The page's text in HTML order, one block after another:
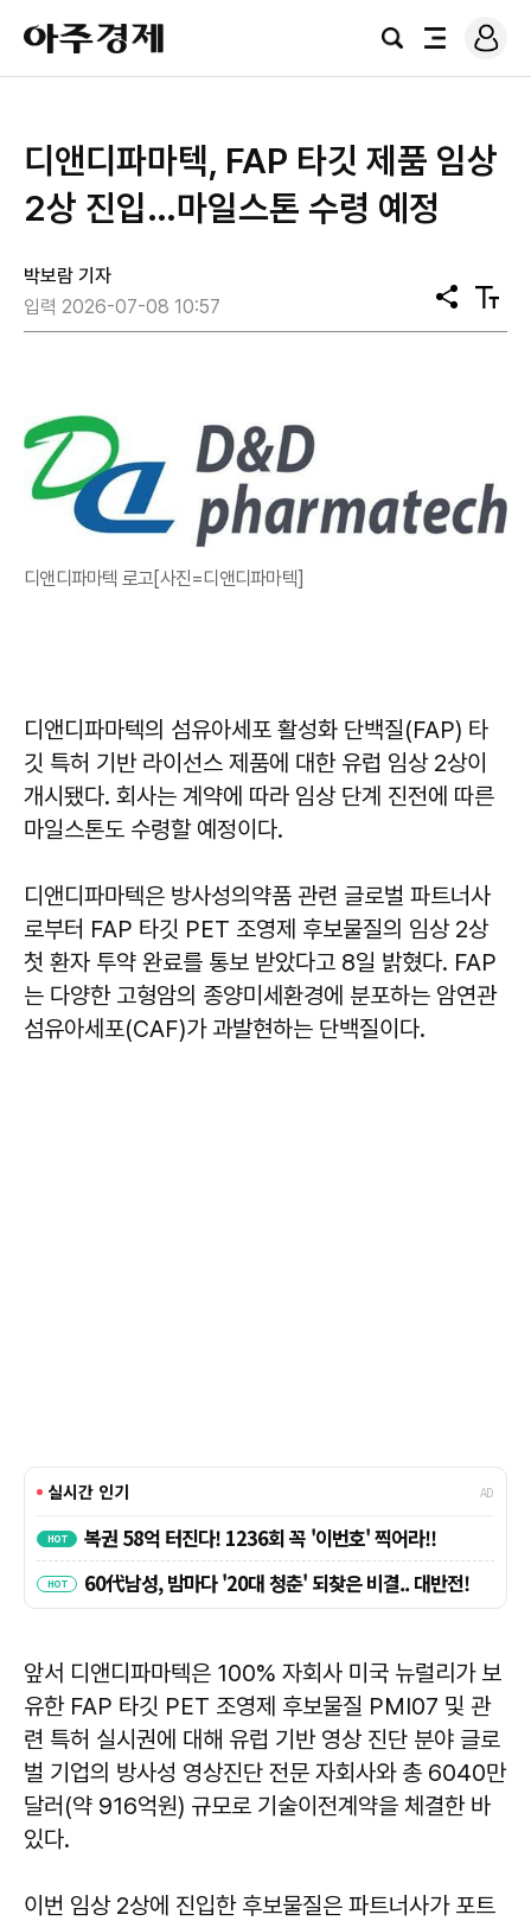
아
주
경
검
전
로
그
디앤디파마텍, FAP 타깃 제품 임상
2상 진입…마일스톤 수령 예정
박보람 기자
입력 2026-07-08 10:57
공
유
텍
스
디앤디파마텍 로고[사진=디앤디파마텍]
디앤디파마텍의 섬유아세포 활성화 단백질(FAP) 타
깃 특허 기반 라이선스 제품에 대한 유럽 임상 2상이
개시됐다. 회사는 계약에 따라 임상 단계 진전에 따른
마일스톤도 수령할 예정이다.
디앤디파마텍은 방사성의약품 관련 글로벌 파트너사
로부터 FAP 타깃 PET 조영제 후보물질의 임상 2상
첫 환자 투약 완료를 통보 받았다고 8일 밝혔다. FAP
는 다양한 고형암의 종양미세환경에 분포하는 암연관
섬유아세포(CAF)가 과발현하는 단백질이다.
앞서 디앤디파마텍은 100% 자회사 미국 뉴럴리가 보
유한 FAP 타깃 PET 조영제 후보물질 PMI07 및 관
련 특허 실시권에 대해 유럽 기반 영상 진단 분야 글로
벌 기업의 방사성 영상진단 전문 자회사와 총 6040만
달러(약 916억원) 규모로 기술이전계약을 체결한 바
있다.
이번 임상 2상에 진입한 후보물질은 파트너사가 포트